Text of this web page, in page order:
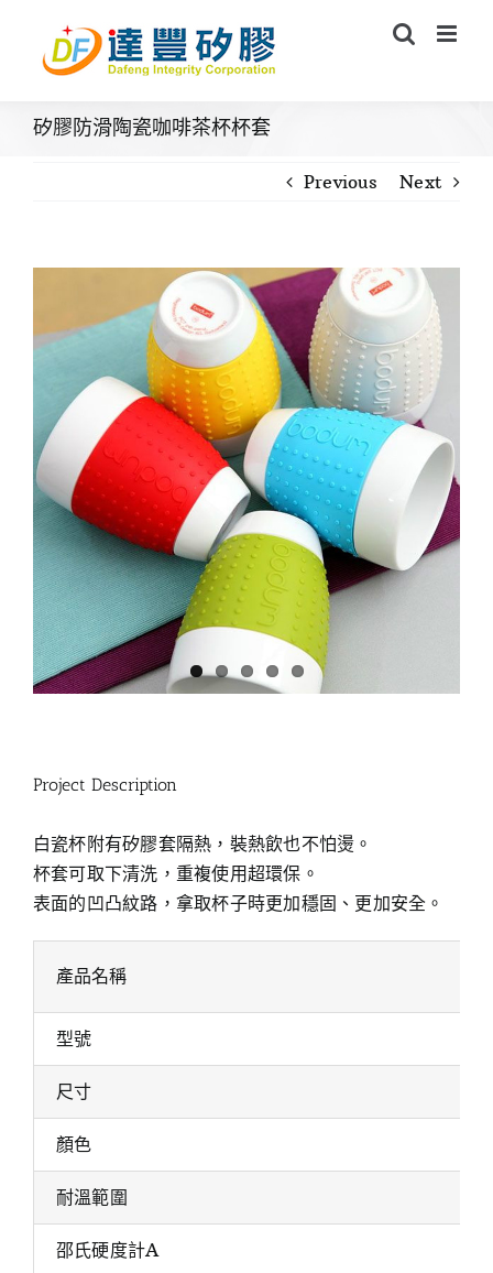
content
矽膠防滑陶瓷咖啡茶杯杯套
Previous Next
Image
Project Description
白瓷杯附有矽膠套隔熱，裝熱飲也不怕燙。
杯套可取下清洗，重複使用超環保。
表面的凹凸紋路，拿取杯子時更加穩固、更加安全。
產品名稱
型號
尺寸
顏色
耐溫範圍
邵氏硬度計A